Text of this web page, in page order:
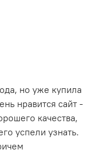
но уже купила
нравится сайт -
качества,
успели узнать.